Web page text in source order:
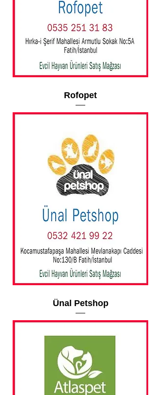
Rofopet
Ünal Petshop